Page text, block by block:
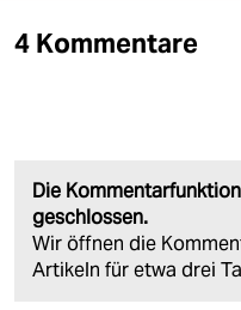
4 Kommentare
Die
geschlossen.
Wir öffnen die
Artikeln für etwa drei